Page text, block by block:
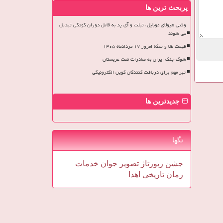
پربحث ترین ها
وقتی هیولای موبایل، تبلت و آی پد به قاتل دوران کودکی تبدیل
می شوند
قیمت طلا و سکه امروز ۱۷ مردادماه ۱۴۰۵
شوک جنگ ایران به صادرات نفت عربستان
خبر مهم برای دریافت کنندگان کوپن الکترونیکی
جدیدترین ها
تگها
جشن رپورتاژ تصویر جوان خدمات
رمان تاریخی اهدا